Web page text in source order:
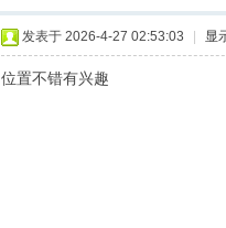
发表于 2026-4-27 02:53:03 显
位置不错有兴趣